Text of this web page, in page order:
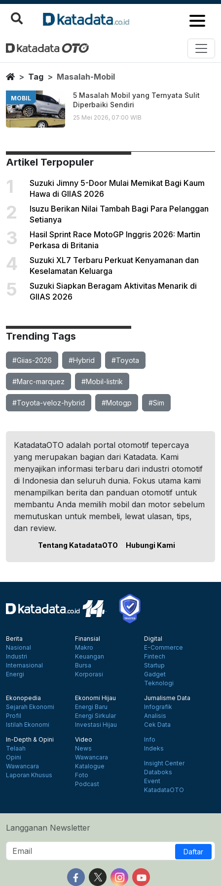
Masalah Mobil
Berita Terbaru
HomeTag Masalah-Mobil
MOBIL
5 Masalah Mobil yang Ternyata Sulit
Diperbaiki Sendiri
25 Mei 2026, 07:00 WIB
Artikel Terpopuler
1
Suzuki Jimny 5-Door Mulai Memikat Bagi Kaum
Hawa di GIIAS 2026
2
Isuzu Berikan Nilai Tambah Bagi Para Pelanggan
Setianya
3
Hasil Sprint Race MotoGP Inggris 2026: Martin
Perkasa di Britania
4
Suzuki XL7 Terbaru Perkuat Kenyamanan dan
Keselamatan Keluarga
5
Suzuki Siapkan Beragam Aktivitas Menarik di
GIIAS 2026
Trending Tags
#Giias-2026 #Hybrid #Toyota
#Marc-marquez #Mobil-listrik
#Toyota-veloz-hybrid #Motogp #Sim
KatadataOTO adalah portal otomotif tepercaya
yang merupakan bagian dari Katadata. Kami
menyajikan informasi terbaru dari industri otomotif
di Indonesia dan seluruh dunia. Fokus utama kami
menampilkan berita dan panduan otomotif untuk
membantu Anda memilih mobil dan motor sebelum
memutuskan untuk membeli, lewat ulasan, tips,
dan review.
Tentang KatadataOTO Hubungi Kami
Berita
Nasional
Industri
Internasional
Energi
Finansial
Makro
Keuangan
Bursa
Korporasi
Digital
E-Commerce
Fintech
Startup
Gadget
Teknologi
Ekonopedia
Sejarah Ekonomi
Profil
Istilah Ekonomi
Ekonomi Hijau
Energi Baru
Energi Sirkular
Investasi Hijau
Jurnalisme Data
Infografik
Analisis
Cek Data
In-Depth & Opini
Telaah
Opini
Wawancara
Laporan Khusus
Video
News
Wawancara
Katalogue
Foto
Podcast
Info
Indeks
Insight Center
Databoks
Event
KatadataOTO
Langganan Newsletter
Daftar
Follow us on Facebook
Follow us on X
Follow us on Instagram
Follow us on